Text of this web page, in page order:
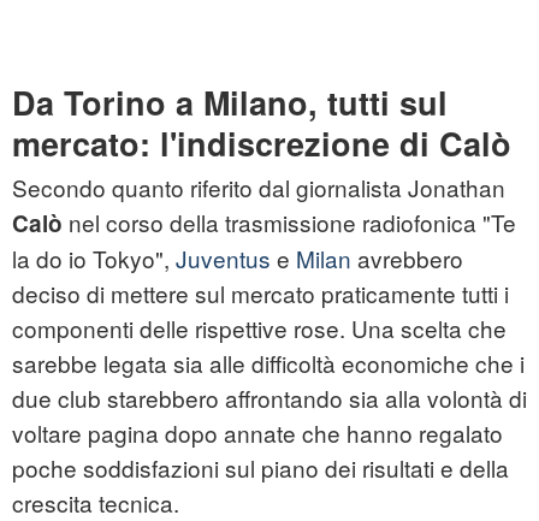
Da Torino a Milano, tutti sul
mercato: l'indiscrezione di Calò
Secondo quanto riferito dal giornalista Jonathan
Calò nel corso della trasmissione radiofonica "Te
la do io Tokyo", Juventus e Milan avrebbero
deciso di mettere sul mercato praticamente tutti i
componenti delle rispettive rose. Una scelta che
sarebbe legata sia alle difficoltà economiche che i
due club starebbero affrontando sia alla volontà di
voltare pagina dopo annate che hanno regalato
poche soddisfazioni sul piano dei risultati e della
crescita tecnica.